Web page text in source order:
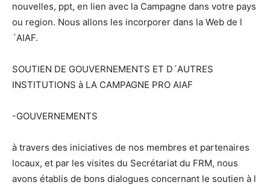
nouvelles, ppt, en lien avec la Campagne dans votre pays
ou region. Nous allons les incorporer dans la Web de l
´AIAF.
SOUTIEN DE GOUVERNEMENTS ET D´AUTRES
INSTITUTIONS à LA CAMPAGNE PRO AIAF
-GOUVERNEMENTS
à travers des iniciatives de nos membres et partenaires
locaux, et par les visites du Secrétariat du FRM, nous
avons établis de bons dialogues concernant le soutien à l